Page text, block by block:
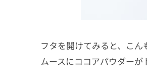
フタを開けてみると、こ
ムースにココアパウダーが